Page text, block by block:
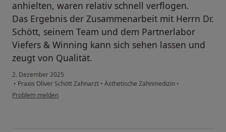
anhielten, waren relativ schnell verflogen.
Das Ergebnis der Zusammenarbeit mit Herrn Dr.
Schött, seinem Team und dem Partnerlabor
Viefers & Winning kann sich sehen lassen und
zeugt von Qualität.
2. Dezember 2025
• Praxis Oliver Schött Zahnarzt • Ästhetische Zahnmedizin •
Problem melden